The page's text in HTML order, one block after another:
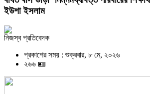
ইউশা ইসলাম
নিজস্ব প্রতিবেদক
প্রকাশের সময় : শুক্রবার, ৮ মে, ২০২৬
২৬৬ 🪪